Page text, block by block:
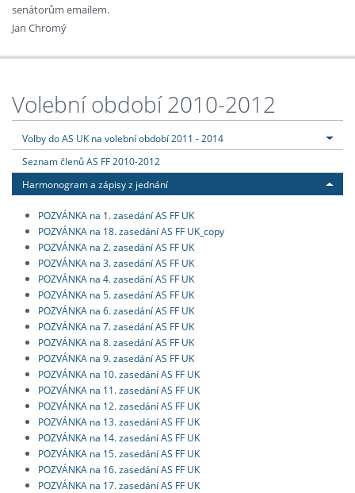
senátorům emailem.
Jan Chromý
Volební období 2010-2012
Volby do AS UK na volební období 2011 - 2014
Seznam členů AS FF 2010-2012
Harmonogram a zápisy z jednání
POZVÁNKA na 1. zasedání AS FF UK
POZVÁNKA na 18. zasedání AS FF UK_copy
POZVÁNKA na 2. zasedání AS FF UK
POZVÁNKA na 3. zasedání AS FF UK
POZVÁNKA na 4. zasedání AS FF UK
POZVÁNKA na 5. zasedání AS FF UK
POZVÁNKA na 6. zasedání AS FF UK
POZVÁNKA na 7. zasedání AS FF UK
POZVÁNKA na 8. zasedání AS FF UK
POZVÁNKA na 9. zasedání AS FF UK
POZVÁNKA na 10. zasedání AS FF UK
POZVÁNKA na 11. zasedání AS FF UK
POZVÁNKA na 12. zasedání AS FF UK
POZVÁNKA na 13. zasedání AS FF UK
POZVÁNKA na 14. zasedání AS FF UK
POZVÁNKA na 15. zasedání AS FF UK
POZVÁNKA na 16. zasedání AS FF UK
POZVÁNKA na 17. zasedání AS FF UK